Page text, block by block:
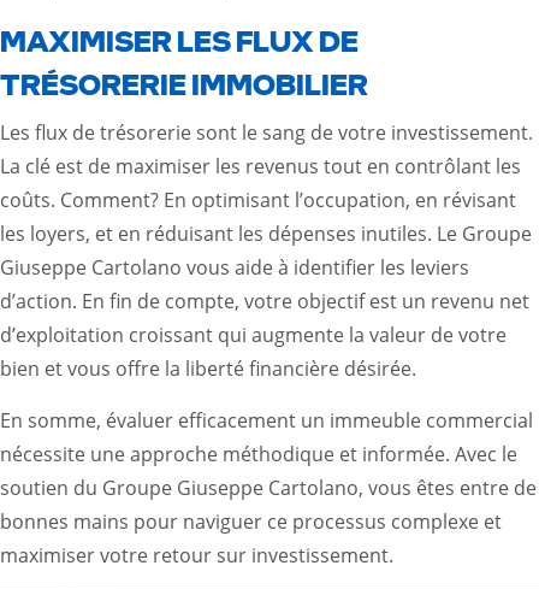
MAXIMISER LES FLUX DE
TRÉSORERIE IMMOBILIER
Les flux de trésorerie sont le sang de votre investissement.
La clé est de maximiser les revenus tout en contrôlant les
coûts. Comment? En optimisant l’occupation, en révisant
les loyers, et en réduisant les dépenses inutiles. Le Groupe
Giuseppe Cartolano vous aide à identifier les leviers
d’action. En fin de compte, votre objectif est un revenu net
d’exploitation croissant qui augmente la valeur de votre
bien et vous offre la liberté financière désirée.
En somme, évaluer efficacement un immeuble commercial
nécessite une approche méthodique et informée. Avec le
soutien du Groupe Giuseppe Cartolano, vous êtes entre de
bonnes mains pour naviguer ce processus complexe et
maximiser votre retour sur investissement.